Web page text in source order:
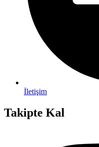
İletişim
Takipte Kal